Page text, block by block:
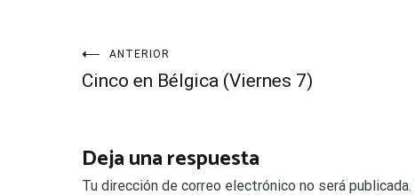
Navegación
entradas
ANTERIOR
Cinco en Bélgica (Viernes 7)
Deja una respuesta
Tu dirección de correo electrónico no será publicada.